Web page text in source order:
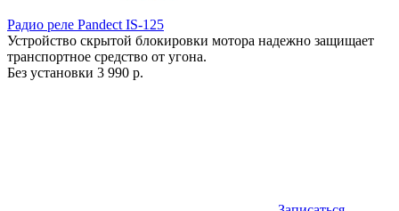
Радио реле Pandect IS-125
Устройство скрытой блокировки мотора надежно защищает
транспортное средство от угона.
Без установки 3 990 р.